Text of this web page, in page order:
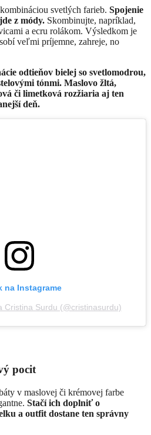
svetlých farieb. Spojenie
z módy. Skombinujte, napríklad,
a ecru rolákom. Výsledkom je
veľmi príjemne, zahreje, no
odtieňov bielej so svetlomodrou,
tónmi. Maslovo žltá,
či limetková rozžiaria aj ten
deň.
na Instagrame
Cristina Surdu (@cristinasurdu)
pocit
v maslovej či krémovej farbe
Stačí ich doplniť o
a outfit dostane ten správny